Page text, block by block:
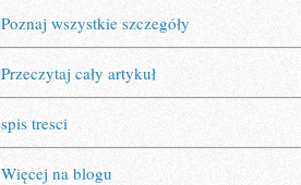
Poznaj wszystkie szczegóły
Przeczytaj cały artykuł
spis tresci
Więcej na blogu